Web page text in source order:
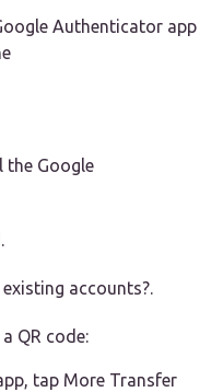
Authenticator app
the Google
accounts?.
QR code:
tap More Transfer